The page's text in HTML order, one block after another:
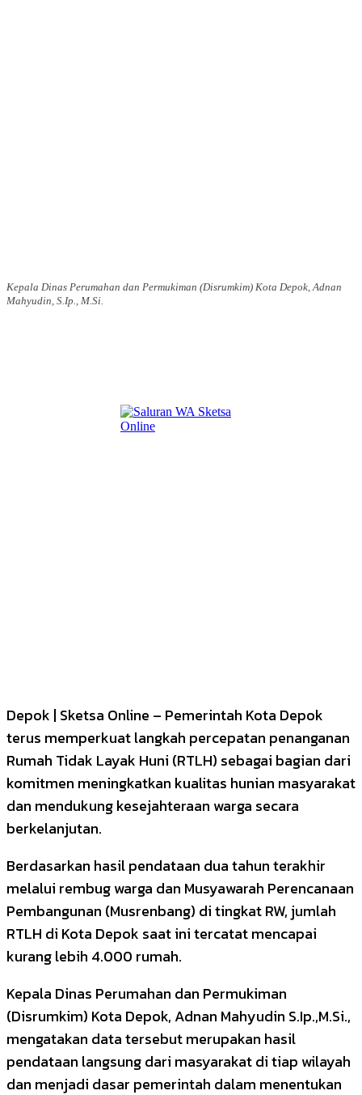
Kepala Dinas Perumahan dan Permukiman (Disrumkim) Kota Depok, Adnan
Mahyudin, S.Ip., M.Si.
Depok | Sketsa Online – Pemerintah Kota Depok
terus memperkuat langkah percepatan penanganan
Rumah Tidak Layak Huni (RTLH) sebagai bagian dari
komitmen meningkatkan kualitas hunian masyarakat
dan mendukung kesejahteraan warga secara
berkelanjutan.
Berdasarkan hasil pendataan dua tahun terakhir
melalui rembug warga dan Musyawarah Perencanaan
Pembangunan (Musrenbang) di tingkat RW, jumlah
RTLH di Kota Depok saat ini tercatat mencapai
kurang lebih 4.000 rumah.
Kepala Dinas Perumahan dan Permukiman
(Disrumkim) Kota Depok, Adnan Mahyudin S.Ip.,M.Si.,
mengatakan data tersebut merupakan hasil
pendataan langsung dari masyarakat di tiap wilayah
dan menjadi dasar pemerintah dalam menentukan